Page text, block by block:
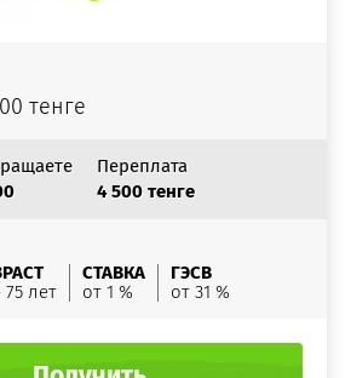
тенге
Переплата
4 500 тенге
75 лет
СТАВКА
от 1 %
ГЭСВ
от 31 %